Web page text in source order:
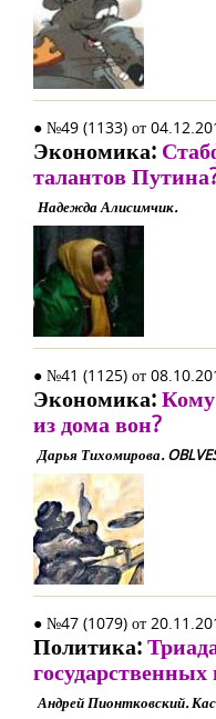
● №49 (1133) от
Экономика:
талантов
Надежда Алисимчик.
● №41 (1125) от
Экономика:
из дома вон?
Дарья Тихомирова.
● №47 (1079) от
Политика:
Андрей Пионтковский.